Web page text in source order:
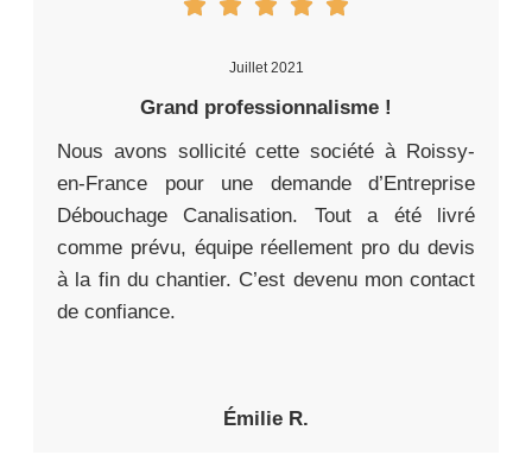
Juillet 2021
Grand professionnalisme !
Nous avons sollicité cette société à Roissy-
en-France pour une demande d’Entreprise
Débouchage Canalisation. Tout a été livré
comme prévu, équipe réellement pro du devis
à la fin du chantier. C’est devenu mon contact
de confiance.
Émilie R.